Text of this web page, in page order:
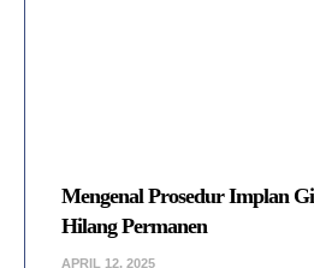
Mengenal Prosedur Implan
Hilang Permanen
APRIL 12, 2025